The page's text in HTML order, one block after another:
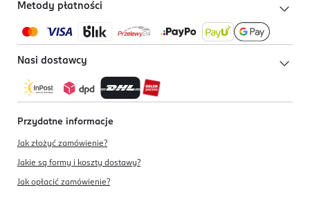
Metody płatności
Nasi dostawcy
Przydatne informacje
Jak złożyć zamówienie?
Jakie są formy i koszty dostawy?
Jak opłacić zamówienie?